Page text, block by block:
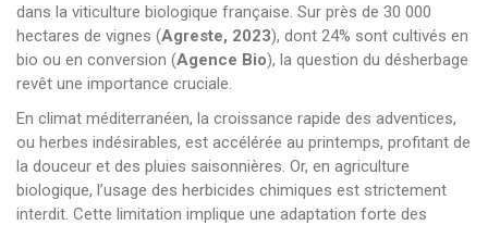
dans la viticulture biologique française. Sur près de 30 000
hectares de vignes (Agreste, 2023), dont 24% sont cultivés en
bio ou en conversion (Agence Bio), la question du désherbage
revêt une importance cruciale.
En climat méditerranéen, la croissance rapide des adventices,
ou herbes indésirables, est accélérée au printemps, profitant de
la douceur et des pluies saisonnières. Or, en agriculture
biologique, l’usage des herbicides chimiques est strictement
interdit. Cette limitation implique une adaptation forte des